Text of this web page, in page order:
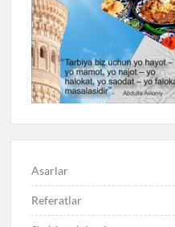
Asarlar
Referatlar